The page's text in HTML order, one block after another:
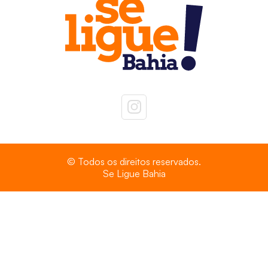
© Todos os direitos reservados.
Se Ligue Bahia